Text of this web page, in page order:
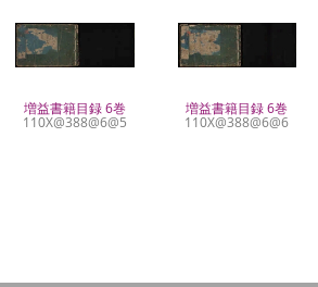
増益書籍目録 6巻
110X@388@6@5
増益書籍目録 6巻
110X@388@6@6